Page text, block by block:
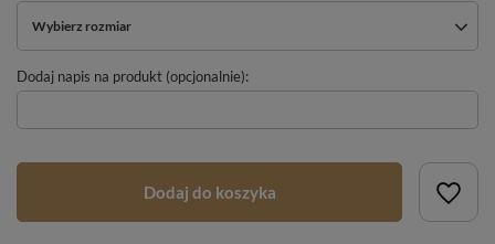
Wybierz rozmiar
Dodaj napis na produkt (opcjonalnie):
Dodaj do koszyka